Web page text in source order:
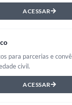
ACESSAR
para parcerias e
civil.
ACESSAR